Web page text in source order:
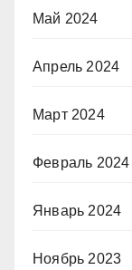
Май 2024
Апрель 2024
Март 2024
Февраль 2024
Январь 2024
Ноябрь 2023